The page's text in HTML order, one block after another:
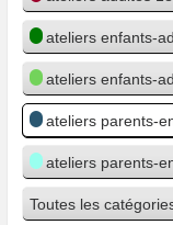
ateliers enfants-
ateliers enfants-
ateliers parents-
ateliers parents-
Toutes les